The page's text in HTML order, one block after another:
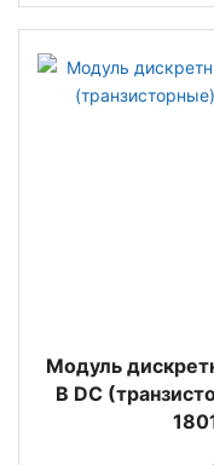
Модуль
В DC